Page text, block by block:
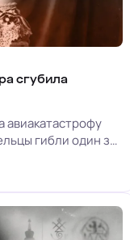
сгубила
авиакатастрофу
гибли один за